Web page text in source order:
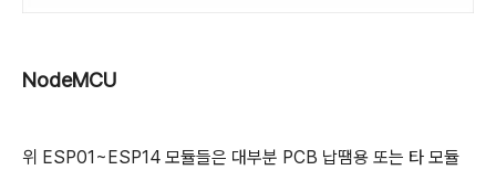
NodeMCU
위 ESP01~ESP14 모듈들은 대부분 PCB 납땜용 또는 타 모듈